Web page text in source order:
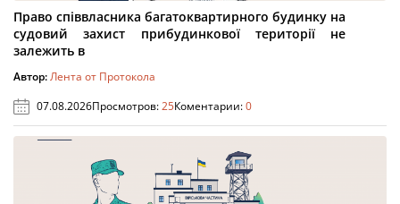
Право співвласника багатоквартирного будинку на
судовий захист прибудинкової території не
залежить в
Автор:Лента от Протокола
07.08.2026Просмотров:25Коментарии:0